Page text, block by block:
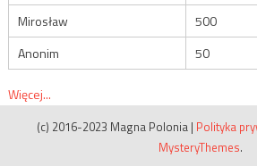
Mirosław
500
Anonim
50
Więcej...
(c) 2016-2023 Magna Polonia | Polityka
MysteryThemes.